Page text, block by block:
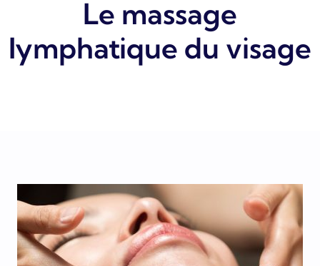
Le massage
lymphatique du visage